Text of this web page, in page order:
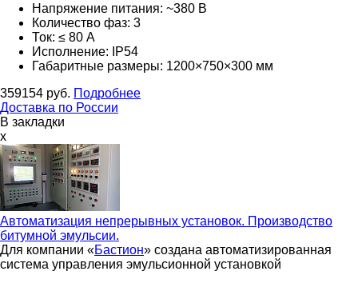
Напряжение питания: ~380 В
Количество фаз: 3
Ток: ≤ 80 А
Исполнение: IP54
Габаритные размеры: 1200×750×300 мм
359154 руб. Подробнее
Доставка по России
В закладки
x
Автоматизация непрерывных установок. Производство
битумной эмульсии.
Для компании «Бастион» создана автоматизированная
система управления эмульсионной установкой